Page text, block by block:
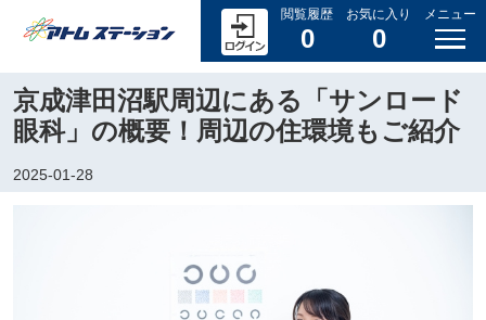
閲覧履歴
0
お気に入り
0
メニュー
京成津田沼駅周辺にある「サンロード
眼科」の概要！周辺の住環境もご紹介
2025-01-28